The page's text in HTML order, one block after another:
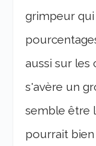
grimpeur qui
aussi sur les
s'avère un
semble être
pourrait